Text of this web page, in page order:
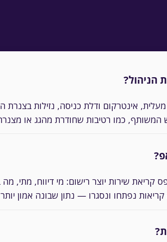
הניהול?
אינטרקום ודלת כניסה, נזילות בצנרת
המשותף, כמו רטיבות שחודרת מהגג או
שירות יוצר רישום: מי דיווח, מתי,
קריאות נפתחו ונסגרו — נתון שבונה אמון